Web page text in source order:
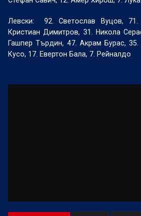
Левски: 92. Светослав Вуцов,
Кристиан Димитров, 31. Никола
Гашпер Търдин, 47. Акрам Бурас,
Кусо, 17. Евертон Бала, 7. Рейналдо